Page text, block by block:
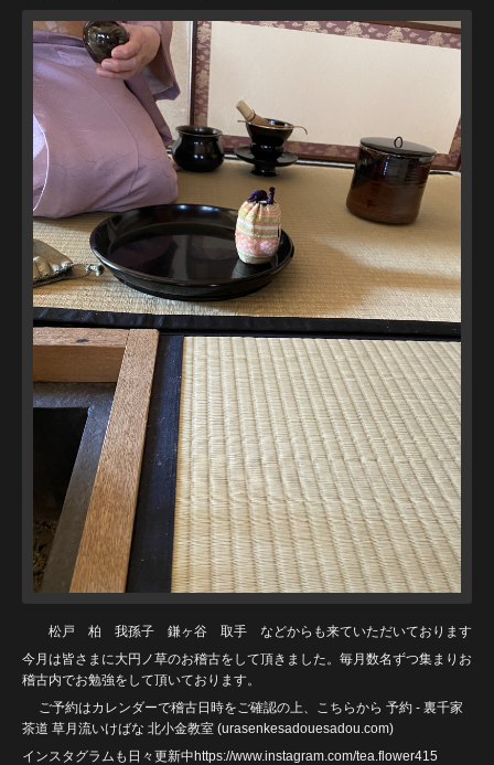
松戸 柏 我孫子 鎌ヶ谷 取手 などからも来ていただいております
今月は皆さまに大円ノ草のお稽古をして頂きました。毎月数名ずつ集まりお
稽古内でお勉強をして頂いております。
ご予約はカレンダーで稽古日時をご確認の上、こちらから 予約 - 裏千家
茶道 草月流いけばな 北小金教室 (urasenkesadouesadou .com)
インスタグラムも日々更新中https://www.instagram.com/tea.flower415